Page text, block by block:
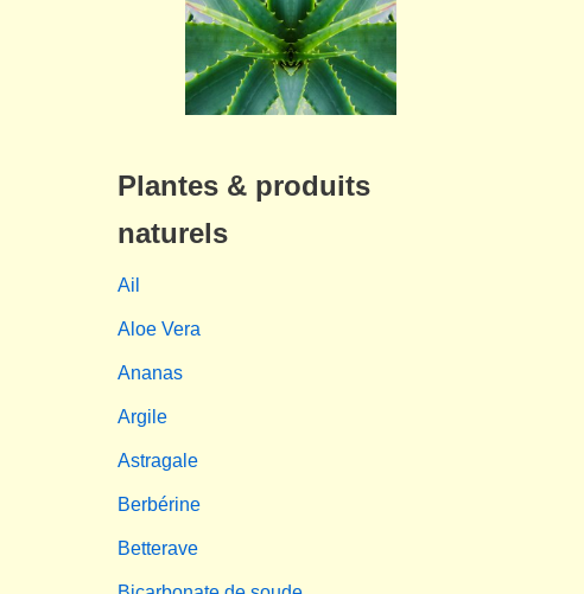
Plantes & produits
naturels
Ail
Aloe Vera
Ananas
Argile
Astragale
Berbérine
Betterave